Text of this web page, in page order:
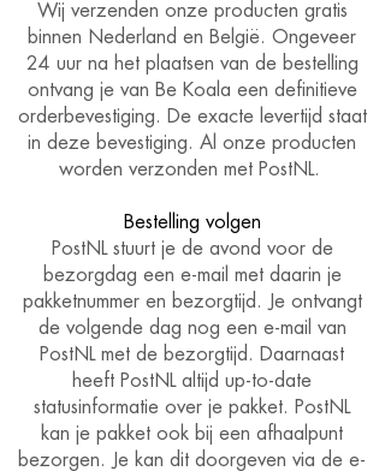
Wij verzenden onze producten gratis
binnen Nederland en België. Ongeveer
24 uur na het plaatsen van de bestelling
ontvang je van Be Koala een definitieve
orderbevestiging. De exacte levertijd staat
in deze bevestiging. Al onze producten
worden verzonden met PostNL.
Bestelling volgen
​PostNL stuurt je de avond voor de
bezorgdag een e-mail met daarin je
pakketnummer en bezorgtijd. Je ontvangt
de volgende dag nog een e-mail van
PostNL met de bezorgtijd. Daarnaast
heeft PostNL altijd up-to-date
statusinformatie over je pakket. PostNL
kan je pakket ook bij een afhaalpunt
bezorgen. Je kan dit doorgeven via de e-